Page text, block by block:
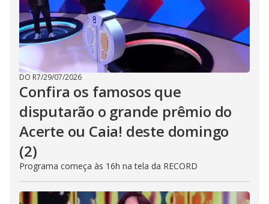
DO R7/29/07/2026
Confira os famosos que
disputarão o grande prêmio do
Acerte ou Caia! deste domingo
(2)
Programa começa às 16h na tela da RECORD